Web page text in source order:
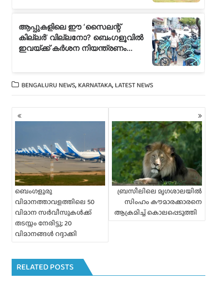
BENGALURU NEWS, KARNATAKA, LATEST NEWS
P
o
s
n
a
v
g
a
t
o
ബെംഗളൂരു
വിമാനത്താവളത്തിലെ 50
വിമാന സർവീസുകൾക്ക്
തടസ്സം നേരിട്ടു; 20
വിമാനങ്ങൾ റദ്ദാക്കി
ബ്രസീലിലെ മൃഗശാലയില്‍
സിംഹം കൗമാരക്കാരനെ
ആക്രമിച്ച് കൊലപ്പെടുത്തി
RELATED POSTS